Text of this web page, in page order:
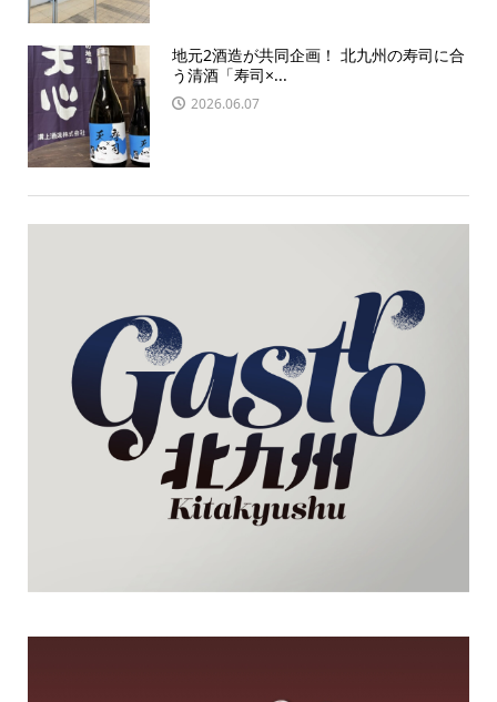
地元2酒造が共同企画！ 北九州の寿司に合
う清酒「寿司×...
2026.06.07